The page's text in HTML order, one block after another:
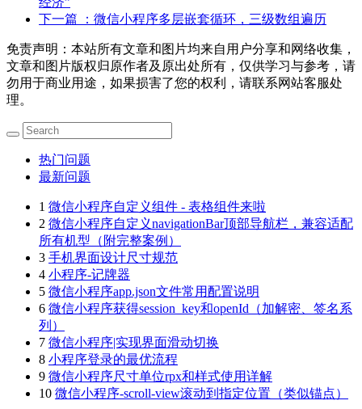
下一篇
：微信小程序多层嵌套循环，三级数组遍历
免责声明：本站所有文章和图片均来自用户分享和网络收集，
文章和图片版权归原作者及原出处所有，仅供学习与参考，请
勿用于商业用途，如果损害了您的权利，请联系网站客服处
理。
热门问题
最新问题
1 微信小程序自定义组件 - 表格组件来啦
2 微信小程序自定义navigationBar顶部导航栏，兼容适配
所有机型（附完整案例）
3 手机界面设计尺寸规范
4 小程序-记牌器
5 微信小程序app.json文件常用配置说明
6 微信小程序获得session_key和openId（加解密、签名系
列）
7 微信小程序|实现界面滑动切换
8 小程序登录的最优流程
9 微信小程序尺寸单位rpx和样式使用详解
10 微信小程序-scroll-view滚动到指定位置（类似锚点）